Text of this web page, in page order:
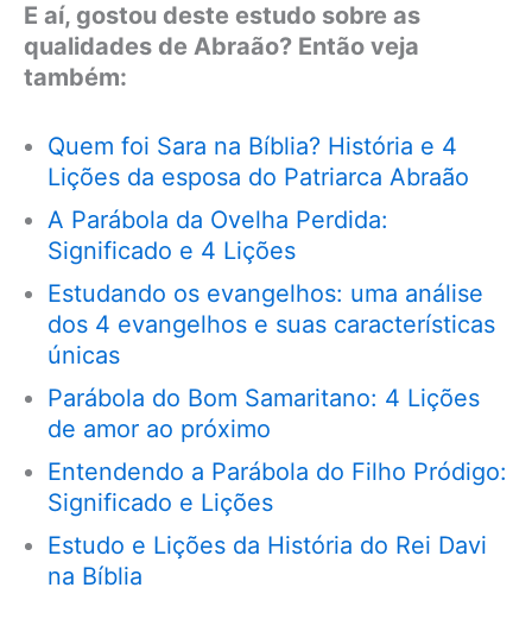
E aí, gostou deste estudo sobre as
qualidades de Abraão? Então veja
também:
Quem foi Sara na Bíblia? História e 4
Lições da esposa do Patriarca Abraão
A Parábola da Ovelha Perdida:
Significado e 4 Lições
Estudando os evangelhos: uma análise
dos 4 evangelhos e suas características
únicas
Parábola do Bom Samaritano: 4 Lições
de amor ao próximo
Entendendo a Parábola do Filho Pródigo:
Significado e Lições
Estudo e Lições da História do Rei Davi
na Bíblia